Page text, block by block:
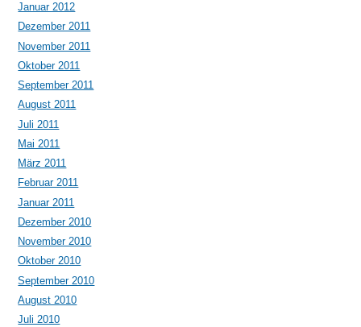
Januar 2012
Dezember 2011
November 2011
Oktober 2011
September 2011
August 2011
Juli 2011
Mai 2011
März 2011
Februar 2011
Januar 2011
Dezember 2010
November 2010
Oktober 2010
September 2010
August 2010
Juli 2010